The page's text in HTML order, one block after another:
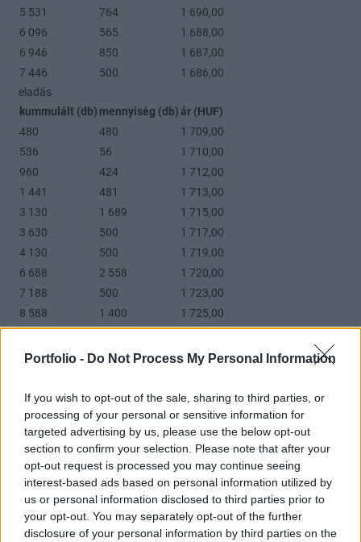
Portfolio - Do Not Process My Personal Information
If you wish to opt-out of the sale, sharing to third parties, or
processing of your personal or sensitive information for
targeted advertising by us, please use the below opt-out
section to confirm your selection. Please note that after your
opt-out request is processed you may continue seeing
interest-based ads based on personal information utilized by
us or personal information disclosed to third parties prior to
your opt-out. You may separately opt-out of the further
disclosure of your personal information by third parties on the
5 531
764
1 690,00
6 096
565
1 688,00
6 946
850
1 687,00
7 446
500
1 686,00
eladás
kummulált (db) mennyiség (db)ár (HUF)
480
480
1 709,00
536
56
1 710,00
960
424
1 712,00
1 441
481
1 713,00
3 130
1 689
1 715,00
3 630
500
1 717,00
4 130
500
1 719,00
6 688
2 558
1 720,00
7 188
500
1 723,00
8 588
1 400 1 725,00
Válasz erre
Egy könyvet tenne be valaki? Kösz!
Válasz erre
Imrus55 ma, 12:11